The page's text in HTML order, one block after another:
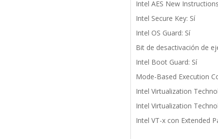
Intel AES New
Intel Secure Key: Sí
Intel OS Guard: Sí
Bit de desactivación de
Intel Boot Guard: Sí
Mode-Based Execution
Intel Virtualization
Intel Virtualization
Intel VT-x con Extended